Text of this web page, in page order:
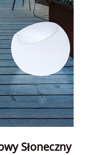
Słoneczny